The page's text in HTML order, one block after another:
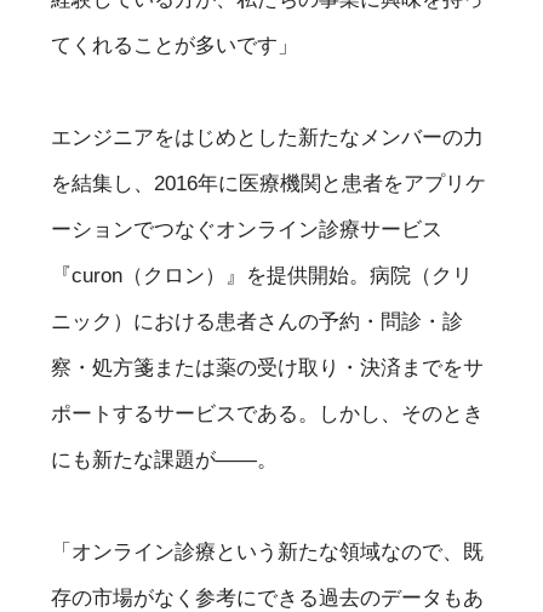
てくれることが多いです」
エンジニアをはじめとした新たなメンバーの力
を結集し、2016年に医療機関と患者をアプリケ
ーションでつなぐオンライン診療サービス
『curon（クロン）』を提供開始。病院（クリ
ニック）における患者さんの予約・問診・診
察・処方箋または薬の受け取り・決済までをサ
ポートするサービスである。しかし、そのとき
にも新たな課題が——。
「オンライン診療という新たな領域なので、既
存の市場がなく参考にできる過去のデータもあ